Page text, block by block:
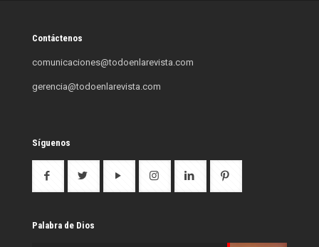
Contáctenos
comunicaciones@todoenlarevista.com
gerencia@todoenlarevista.com
Síguenos
Palabra de Dios